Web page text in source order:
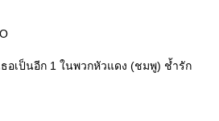
อเป็นอีก 1 ในพวกหัวแดง (ชมพู) ช้ำรัก